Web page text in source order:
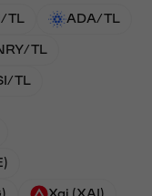
TL ADA/TL
TL
TL
Xai (XAI)